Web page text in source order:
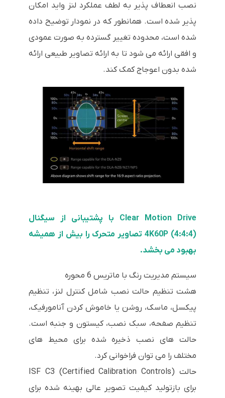
نصب انعطاف پذیر به لطف عملکرد لنز واید امکان
پذیر شده است. همانطور که در نمودار توضیح داده
شده است، محدوده تغییر گسترده به صورت عمودی
و افقی ارائه می شود تا به ارائه تصاویر طبیعی ارائه
شده بدون اعوجاج کمک کند.
Clear Motion Drive با پشتیبانی از سیگنال
4K60P (4:4:4) تصاویر متحرک را بیش از همیشه
بهبود می بخشد.
سیستم مدیریت رنگ با ماتریس 6 محوره
هشت تنظیم حالت نصب شامل کنترل لنز، تنظیم
پیکسل، ماسک، روشن یا خاموش کردن آنامورفیک،
تنظیم صفحه، سبک نصب، کیستون و جنبه است.
حالت های نصب ذخیره شده برای محیط های
مختلف را می توان فراخوانی کرد.
حالت ISF C3 (Certified Calibration Controls)
برای بازتولید کیفیت تصویر عالی بهینه شده برای